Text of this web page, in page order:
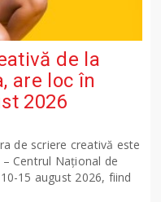
de la
are loc în
2026
de scriere creativă este
Centrul Național de
15 august 2026, fiind